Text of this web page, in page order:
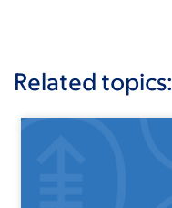
Related topics: